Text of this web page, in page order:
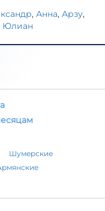
, Анна, Арзу,
Юлиан
Шумерские